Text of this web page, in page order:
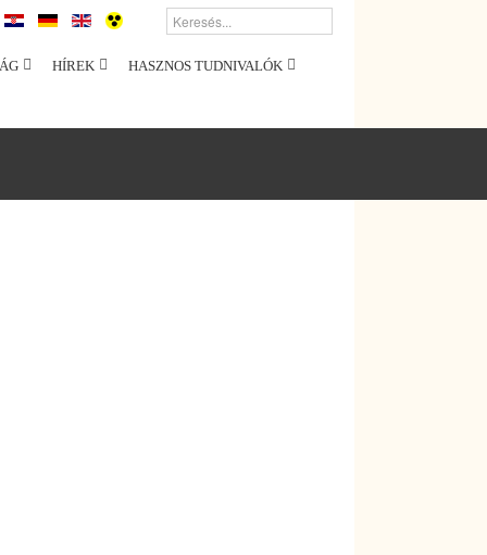
HÍREK HASZNOS TUDNIVALÓK